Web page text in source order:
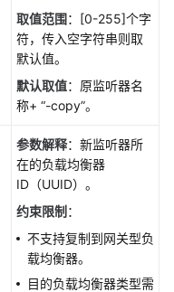
取值范围：[0-255]个字
符，传入空字符串则取
默认值。
默认取值：原监听器名
称+ “-copy”。
参数解释：新监听器所
在的负载均衡器
ID（UUID）。
约束限制 ：
不支持复制到网关型负
载均衡器。
目的负载均衡器类型需